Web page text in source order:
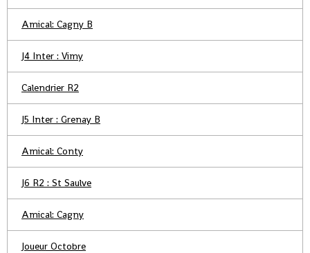
Amical: Cagny B
J4 Inter : Vimy
Calendrier R2
J5 Inter : Grenay B
Amical: Conty
J6 R2 : St Saulve
Amical: Cagny
Joueur Octobre